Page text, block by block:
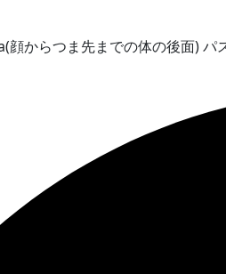
からつま先までの体の後面) パ